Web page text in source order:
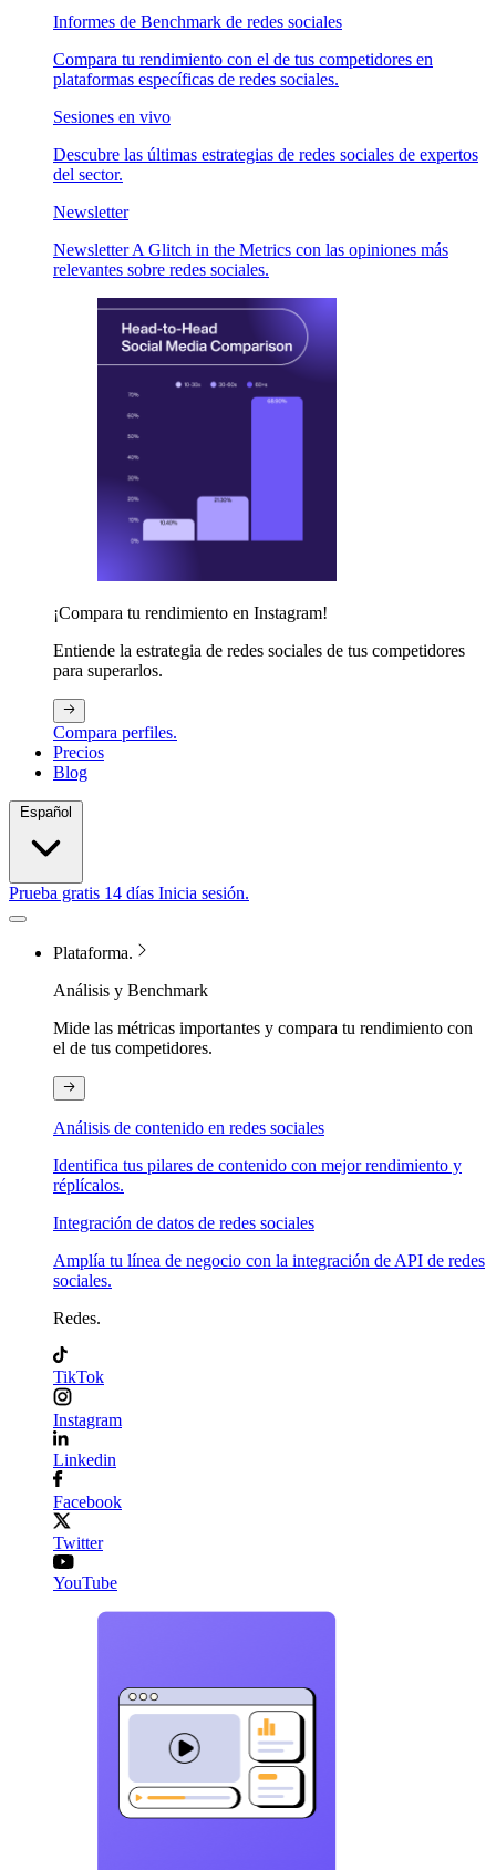
Informes de Benchmark de redes sociales
Compara tu rendimiento con el de tus competidores en
plataformas específicas de redes sociales.
Sesiones en vivo
Descubre las últimas estrategias de redes sociales de expertos
del sector.
Newsletter
Newsletter A Glitch in the Metrics con las opiniones más
relevantes sobre redes sociales.
¡Compara tu rendimiento en Instagram!
Entiende la estrategia de redes sociales de tus competidores
para superarlos.
Compara perfiles.
Precios
Blog
Prueba gratis 14 días Inicia sesión.
Plataforma.
Análisis y Benchmark
Mide las métricas importantes y compara tu rendimiento con
el de tus competidores.
Análisis de contenido en redes sociales
Identifica tus pilares de contenido con mejor rendimiento y
réplícalos.
Integración de datos de redes sociales
Amplía tu línea de negocio con la integración de API de redes
sociales.
Redes.
TikTok
Instagram
Linkedin
Facebook
Twitter
YouTube